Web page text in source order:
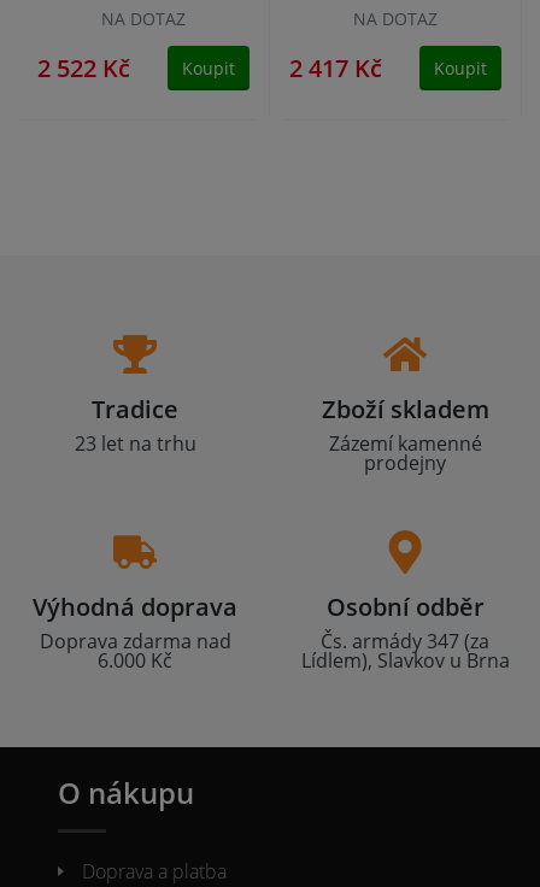
NA DOTAZ
2 522 Kč Koupit
NA DOTAZ
2 417 Kč Koupit
Tradice
23 let na trhu
Zboží skladem
Zázemí kamenné
prodejny
Výhodná doprava
Doprava zdarma nad
6.000 Kč
Osobní odběr
Čs. armády 347 (za
Lídlem), Slavkov u Brna
O nákupu
Doprava a platba